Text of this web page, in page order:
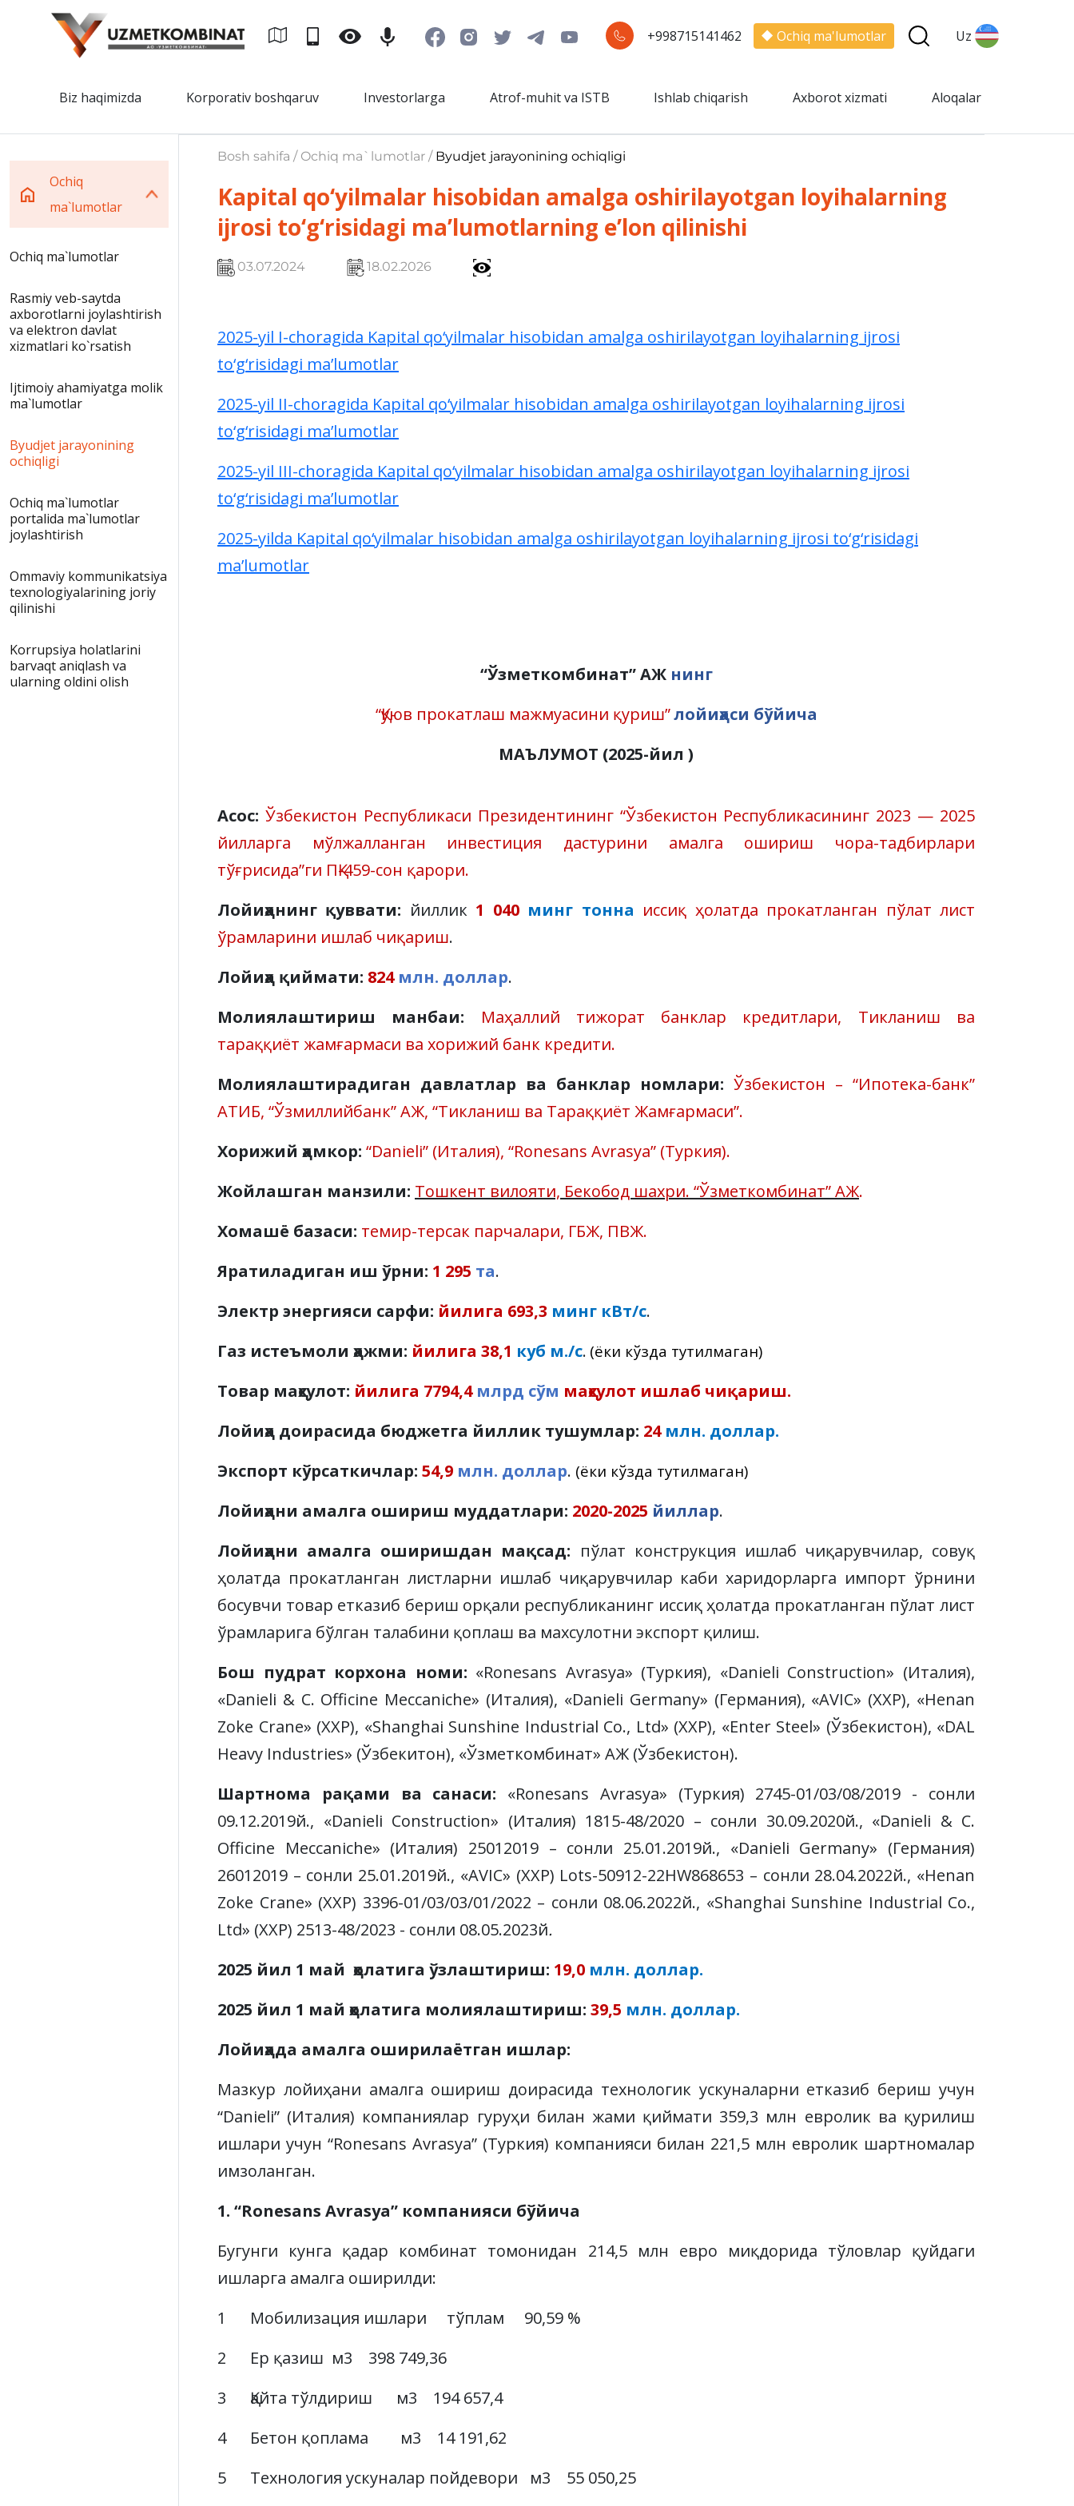
+998715141462 Ochiq ma'lumotlar Uz
Biz haqimizda Korporativ boshqaruv Investorlarga Atrof-muhit va ISTB Ishlab chiqarish Axborot xizmati Aloqalar
Ochiq
ma`lumotlar
Ochiq ma`lumotlar
Rasmiy veb-saytda
axborotlarni joylashtirish
va elektron davlat
xizmatlari ko`rsatish
Ijtimoiy ahamiyatga molik
ma`lumotlar
Byudjet jarayonining
ochiqligi
Ochiq ma`lumotlar
portalida ma`lumotlar
joylashtirish
Ommaviy kommunikatsiya
texnologiyalarining joriy
qilinishi
Korrupsiya holatlarini
barvaqt aniqlash va
ularning oldini olish
Bosh sahifa / Ochiq ma`lumotlar / Byudjet jarayonining ochiqligi
Kapital qo‘yilmalar hisobidan amalga oshirilayotgan loyihalarning
ijrosi to‘g‘risidagi ma’lumotlarning e’lon qilinishi
03.07.2024 18.02.2026
2025-yil I-choragida Kapital qo‘yilmalar hisobidan amalga oshirilayotgan loyihalarning ijrosi
to‘g‘risidagi ma’lumotlar
2025-yil II-choragida Kapital qo‘yilmalar hisobidan amalga oshirilayotgan loyihalarning ijrosi
to‘g‘risidagi ma’lumotlar
2025-yil III-choragida Kapital qo‘yilmalar hisobidan amalga oshirilayotgan loyihalarning ijrosi
to‘g‘risidagi ma’lumotlar
2025-yilda Kapital qo‘yilmalar hisobidan amalga oshirilayotgan loyihalarning ijrosi to‘g‘risidagi
ma’lumotlar
“Ўзметкомбинат”АЖнинг
“Қуюв прокатлаш мажмуасини қуриш”лойиҳаси бўйича
МАЪЛУМОТ (2025-йил )
Асос: Ўзбекистон Республикаси Президентининг “Ўзбекистон Республикасининг 2023 — 2025
йилларга мўлжалланган инвестиция дастурини амалга ошириш чора-тадбирлари
тўғрисида”ги ПҚ-459-сон қарори.
Лойиҳанинг қуввати: йиллик 1 040 минг тонна иссиқ ҳолатда прокатланган пўлат лист
ўрамларини ишлаб чиқариш.
Лойиҳа қиймати: 824 млн. доллар.
Молиялаштириш манбаи: Маҳаллий тижорат банклар кредитлари, Тикланиш ва
тараққиёт жамғармаси ва хорижий банк кредити.
Молиялаштирадиган давлатлар ва банклар номлари: Ўзбекистон – “Ипотека-банк”
АТИБ, “Ўзмиллийбанк” АЖ, “Тикланиш ва Тараққиёт Жамғармаси”.
Хорижий ҳамкор: “Danieli” (Италия), “Ronesans Avrasya” (Tуркия).
Жойлашган манзили: Тошкент вилояти, Бекобод шахри. “Ўзметкомбинат” АЖ.
Хомашё базаси: темир-терсак парчалари, ГБЖ, ПВЖ.
Яратиладиган иш ўрни: 1 295 та.
Электр энергияси сарфи: йилига 693,3 минг кВт/с.
Газ истеъмоли ҳажми: йилига 38,1 куб м./с. (ёки кўзда тутилмаган)
Товар маҳсулот: йилига 7794,4 млрд сўм маҳсулот ишлаб чиқариш.
Лойиҳа доирасида бюджетга йиллик тушумлар: 24 млн. доллар.
Экспорт кўрсаткичлар: 54,9 млн. доллар. (ёки кўзда тутилмаган)
Лойиҳани амалга ошириш муддатлари: 2020-2025 йиллар.
Лойиҳани амалга оширишдан мақсад: пўлат конструкция ишлаб чиқарувчилар, совуқ
ҳолатда прокатланган листларни ишлаб чиқарувчилар каби харидорларга импорт ўрнини
босувчи товар етказиб бериш орқали республиканинг иссиқ ҳолатда прокатланган пўлат лист
ўрамларига бўлган талабини қоплаш ва махсулотни экспорт қилиш.
Бош пудрат корхона номи: «Ronesans Avrasya» (Туркия), «Danieli Construction» (Италия),
«Danieli & C. Officine Meccaniche» (Италия), «Danieli Germany» (Германия), «AVIC» (ХХР), «Henan
Zoke Crane» (ХХР), «Shanghai Sunshine Industrial Co., Ltd» (ХХР), «Enter Steel» (Ўзбекистон), «DAL
Heavy Industries» (Ўзбекитон), «Ўзметкомбинат» АЖ (Ўзбекистон).
Шартнома рақами ва санаси: «Ronesans Avrasya» (Туркия) 2745-01/03/08/2019 - сонли
09.12.2019й., «Danieli Construction» (Италия) 1815-48/2020 – сонли 30.09.2020й., «Danieli & C.
Officine Meccaniche» (Италия) 25012019 – сонли 25.01.2019й., «Danieli Germany» (Германия)
26012019 – сонли 25.01.2019й., «AVIC» (ХХР) Lots-50912-22HW868653 – сонли 28.04.2022й., «Henan
Zoke Crane» (ХХР) 3396-01/03/03/01/2022 – сонли 08.06.2022й., «Shanghai Sunshine Industrial Co.,
Ltd» (ХХР) 2513-48/2023 - сонли 08.05.2023й.
2025 йил 1 май ҳолатига ўзлаштириш: 19,0 млн. доллар.
2025 йил 1 май ҳолатига молиялаштириш: 39,5 млн. доллар.
Лойиҳада амалга оширилаётган ишлар:
Мазкур лойиҳани амалга ошириш доирасида технологик ускуналарни етказиб бериш учун
“Danieli” (Италия) компаниялар гуруҳи билан жами қиймати 359,3 млн евролик ва қурилиш
ишлари учун “Ronesans Avrasya” (Tуркия) компанияси билан 221,5 млн евролик шартномалар
имзоланган.
1. “Ronesans Avrasya” компанияси бўйича
Бугунги кунга қадар комбинат томонидан 214,5 млн евро миқдорида тўловлар қуйдаги
ишларга амалга оширилди:
1 Мобилизация ишлари тўплам 90,59 %
2 Ер қазиш м3 398 749,36
3 Қайта тўлдириш м3 194 657,4
4 Бетон қоплама м3 14 191,62
5 Технология ускуналар пойдевори м3 55 050,25